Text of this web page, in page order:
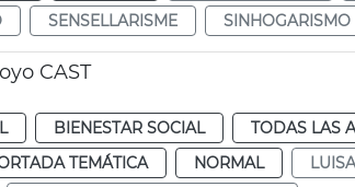
SENSELLARISME SINHOGARISMO
CAST
BIENESTAR SOCIAL
TODAS LAS
TEMÁTICA NORMAL